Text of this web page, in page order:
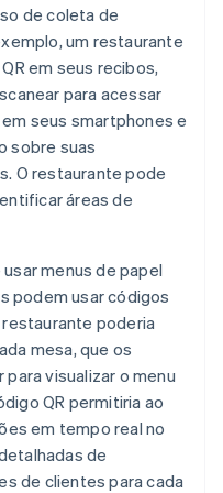
de coleta de
um restaurante
em seus recibos,
para acessar
seus smartphones e
sobre suas
O restaurante pode
áreas de
menus de papel
podem usar códigos
restaurante poderia
mesa, que os
visualizar o menu
QR permitiria ao
em tempo real no
de
de clientes para cada